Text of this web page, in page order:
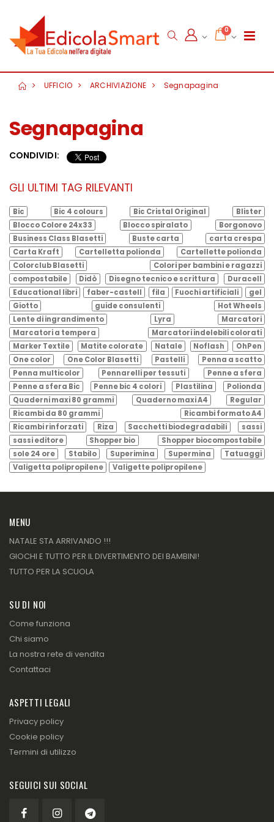
0
UFFICIO ARCHIVIAZIONE Segnapagina
Segnapagina
CONDIVIDI:
GLI ULTIMI TAG RILEVANTI
Bic Bic 4 colours Bic Cristal Original
Blister
Blocco Colore 24x33
Blocco spiralato
Borgonovo
Business Class Blasetti
Buste carta
carta crespa
Carta Kraft
Cartelletta polionda
Cartellette polionda
Colorclub Blasetti
Colori per bambini e ragazzi
compostabile
Didò Disegno tecnico e scrittura
Duracell
Educational libri
faber-castell fila Fuochi artificiali
gel
Giotto
guide consulenti
Hot Wheels
Lente di ingrandimento
Lyra
Marcatori
Marcatori a tempera
Marcatori indelebili colorati
Marker Textile
Matite colorate Natale Noflash
OhPen
One color
One Color Blasetti Pastelli
Penna a scatto
Penna multicolor
Pennarelli per tessuti
Penne a sfera
Penne a sfera Bic
Penne bic 4 colori Plastilina
Polionda
Quaderni maxi 80 grammi
Quaderno maxi A4
Regular
Ricambi da 80 grammi
Ricambi formato A4
Ricambi rinforzati
Riza Sacchetti biodegradabili
sassi
sassi editore
Shopper bio
Shopper biocompostabile
sole 24 ore
Stabilo Superimina Supermina
Tatuaggi
Valigetta polipropilene
Valigette polipropilene
MENU
NATALE STA ARRIVANDO !!!
GIOCHI E TUTTO PER IL DIVERTIMENTO DEI BAMBINI!
TUTTO PER LA SCUOLA
SU DI NOI
Come funziona
Chi siamo
La nostra rete di vendita
Contattaci
ASPETTI LEGALI
Privacy policy
Cookie policy
Termini di utilizzo
SEGUICI SUI SOCIAL